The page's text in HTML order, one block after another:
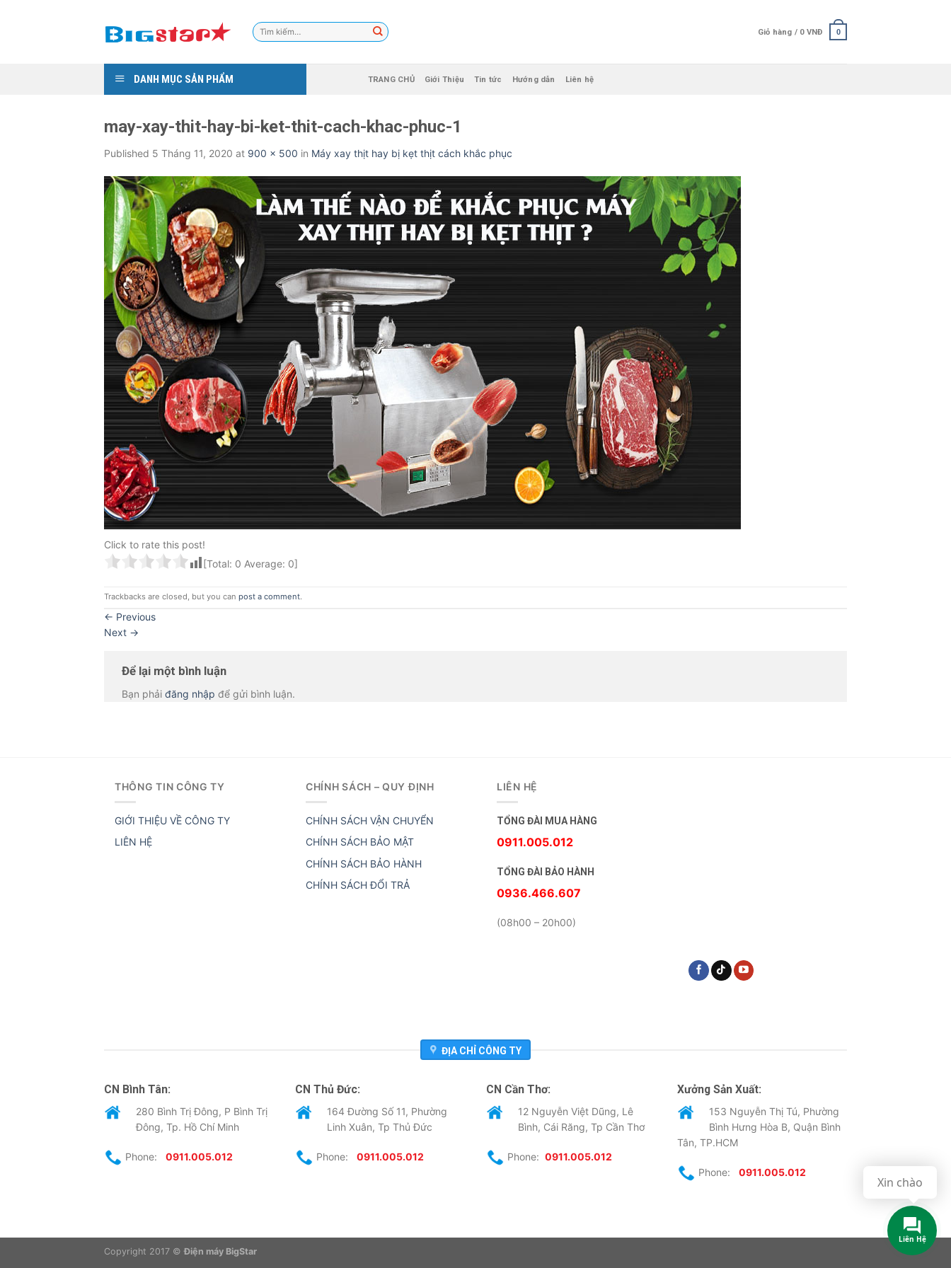
Tìm
kiếm:
Giỏ hàng / 0 VNĐ 0
DANH MỤC SẢN PHẨM TRANG CHỦ Giới Thiệu Tin tức Hướng dẫn Liên hệ
may-xay-thit-hay-bi-ket-thit-cach-khac-phuc-1
Published 5 Tháng 11, 2020 at 900 × 500 in Máy xay thịt hay bị kẹt thịt cách khắc phục
Click to rate this post!
[Total: 0 Average: 0]
Trackbacks are closed, but you can post a comment.
← Previous
Next →
Để lại một bình luận
Bạn phải đăng nhập để gửi bình luận.
THÔNG TIN CÔNG TY
GIỚI THIỆU VỀ CÔNG TY
LIÊN HỆ
CHÍNH SÁCH – QUY ĐỊNH
CHÍNH SÁCH VẬN CHUYỂN
CHÍNH SÁCH BẢO MẬT
CHÍNH SÁCH BẢO HÀNH
CHÍNH SÁCH ĐỔI TRẢ
LIÊN HỆ
TỔNG ĐÀI MUA HÀNG
0911.005.012
TỔNG ĐÀI BẢO HÀNH
0936.466.607
(08h00 – 20h00)
ĐỊA CHỈ CÔNG TY
CN Bình Tân:
280 Bình Trị Đông, P Bình Trị
Đông, Tp. Hồ Chí Minh
Phone: 0911.005.012
CN Thủ Đức:
164 Đường Số 11, Phường
Linh Xuân, Tp Thủ Đức
Phone: 0911.005.012
CN Cần Thơ:
12 Nguyễn Việt Dũng, Lê
Bình, Cái Răng, Tp Cần Thơ
Phone: 0911.005.012
Xưởng Sản Xuất:
153 Nguyễn Thị Tú, Phường
Bình Hưng Hòa B, Quận Bình
Tân, TP.HCM
Phone: 0911.005.012
Copyright 2017 ©Điện máy BigStar
Liên Hệ
Xin chào